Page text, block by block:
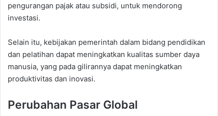
pengurangan pajak atau subsidi, untuk mendorong
investasi.
Selain itu, kebijakan pemerintah dalam bidang pendidikan
dan pelatihan dapat meningkatkan kualitas sumber daya
manusia, yang pada gilirannya dapat meningkatkan
produktivitas dan inovasi.
Perubahan Pasar Global